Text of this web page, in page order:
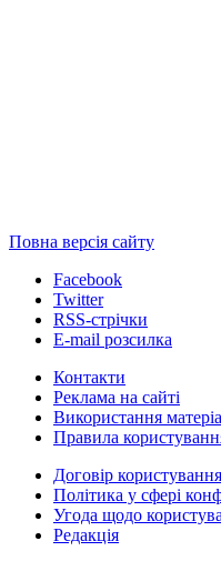
Повна версія сайту
Facebook
Twitter
RSS-стрічки
E-mail розсилка
Контакти
Реклама на сайті
Використання
Правила
Договір
Політика у сфері
Угода щодо
Редакція